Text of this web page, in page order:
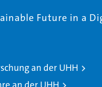
Future in a
an der UHH